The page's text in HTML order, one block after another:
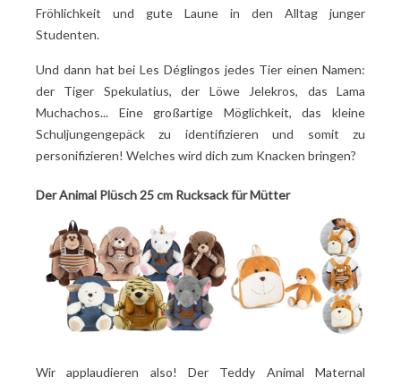
Fröhlichkeit und gute Laune in den Alltag junger
Studenten.
Und dann hat bei Les Déglingos jedes Tier einen Namen:
der Tiger Spekulatius, der Löwe Jelekros, das Lama
Muchachos... Eine großartige Möglichkeit, das kleine
Schuljungengepäck zu identifizieren und somit zu
personifizieren! Welches wird dich zum Knacken bringen?
Der Animal Plüsch 25 cm Rucksack für Mütter
Wir applaudieren also! Der Teddy Animal Maternal